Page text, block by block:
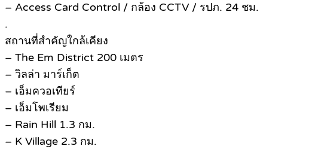
– Access Card Control / กล้อง CCTV / รปภ. 24 ชม.
.
สถานที่สําคัญใกล้เคียง
– The Em District 200 เมตร
– วิลล่า มาร์เก็ต
– เอ็มควอเทียร์
– เอ็มโพเรียม
– Rain Hill 1.3 กม.
– K Village 2.3 กม.